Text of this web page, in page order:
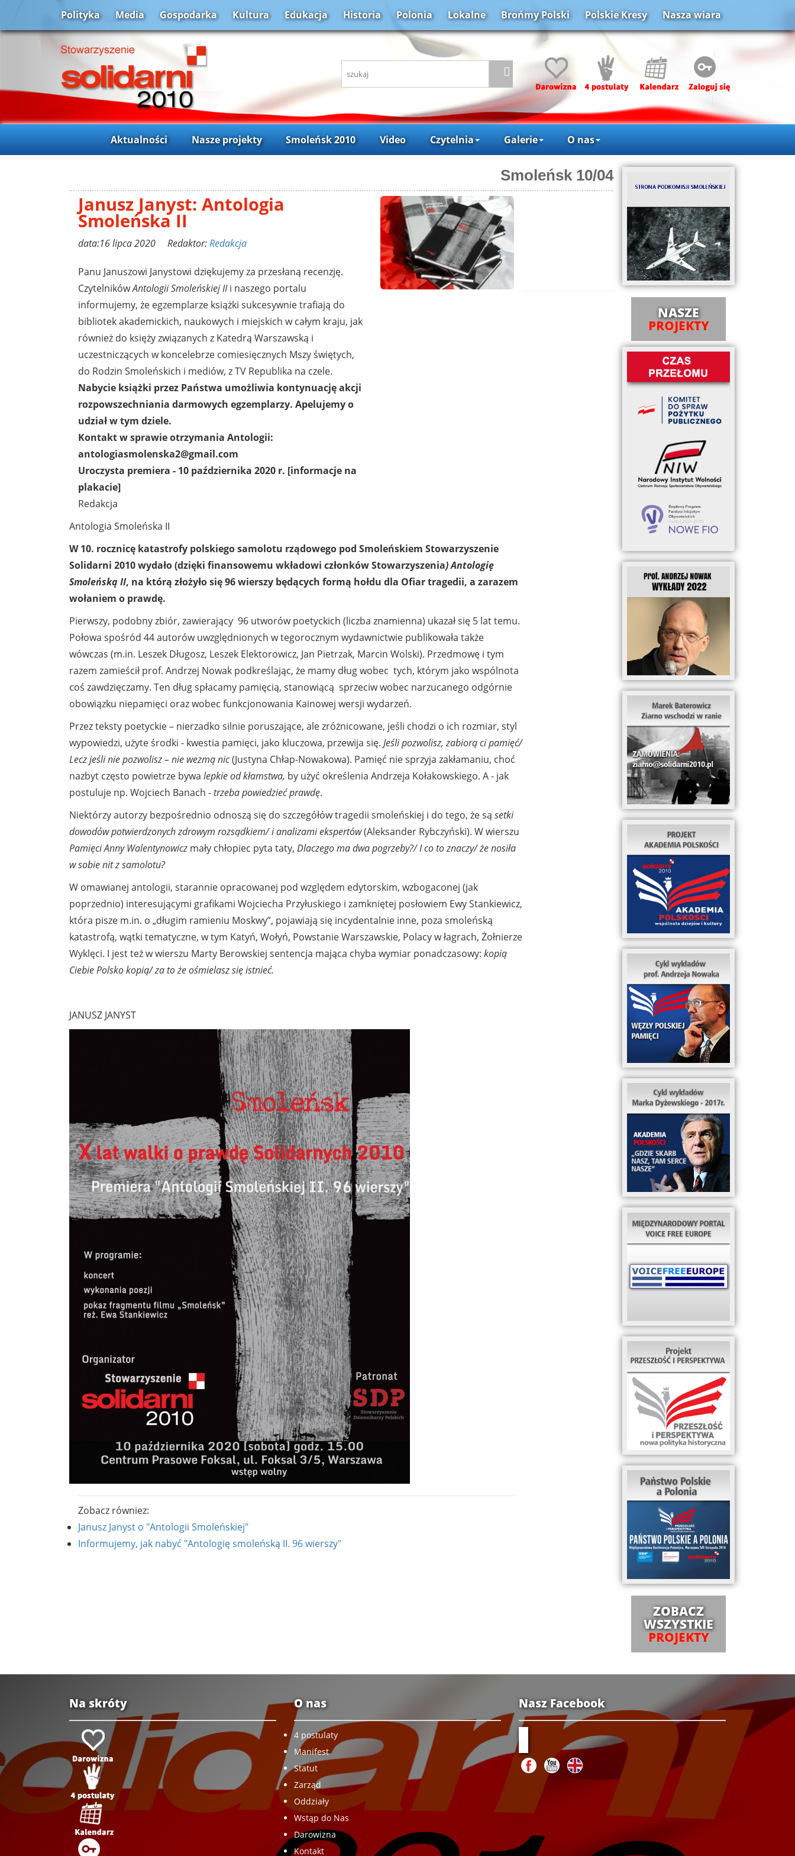
Polityka Media Gospodarka Kultura Edukacja Historia Polonia Lokalne Brońmy Polski Polskie Kresy Nasza wiara
Aktualności Nasze projekty Smoleńsk 2010 Video Czytelnia Galerie O nas
Smoleńsk 10/04
Janusz Janyst: Antologia
Smoleńska II
data:16 lipca 2020 Redaktor:Redakcja
Panu Januszowi Janystowi dziękujemy za przesłaną recenzję.
CzytelnikówAntologii Smoleńskiej IIi naszego portalu
informujemy, że egzemplarze książki sukcesywnie trafiają do
bibliotek akademickich, naukowych i miejskich w całym kraju, jak
również do księży związanych z Katedrą Warszawską i
uczestniczących w koncelebrze comiesięcznych Mszy świętych,
do Rodzin Smoleńskich i mediów, z TV Republika na czele.
Nabycie książki przez Państwa umożliwia kontynuację akcji
rozpowszechniania darmowych egzemplarzy. Apelujemy o
udział w tym dziele.
Kontakt w sprawie otrzymania Antologii:
antologiasmolenska2@gmail.com
Uroczysta premiera - 10 października 2020 r. [informacje na
plakacie]
Redakcja
Antologia Smoleńska II
W 10. rocznicę katastrofy polskiego samolotu rządowego pod Smoleńskiem Stowarzyszenie
Solidarni 2010 wydało (dzięki finansowemu wkładowi członków Stowarzyszenia) Antologię
Smoleńską II, na którą złożyło się 96 wierszy będących formą hołdu dla Ofiar tragedii, a zarazem
wołaniem o prawdę.
Pierwszy, podobny zbiór, zawierający 96 utworów poetyckich (liczba znamienna) ukazał się 5 lat temu.
Połowa spośród 44 autorów uwzględnionych w tegorocznym wydawnictwie publikowała także
wówczas (m.in. Leszek Długosz, Leszek Elektorowicz, Jan Pietrzak, Marcin Wolski). Przedmowę i tym
razem zamieścił prof. Andrzej Nowak podkreślając, że mamy dług wobec tych, którym jako wspólnota
coś zawdzięczamy. Ten dług spłacamy pamięcią, stanowiącą sprzeciw wobec narzucanego odgórnie
obowiązku niepamięci oraz wobec funkcjonowania Kainowej wersji wydarzeń.
Przez teksty poetyckie – nierzadko silnie poruszające, ale zróżnicowane, jeśli chodzi o ich rozmiar, styl
wypowiedzi, użyte środki - kwestia pamięci, jako kluczowa, przewija się. Jeśli pozwolisz, zabiorą ci pamięć/
Lecz jeśli nie pozwolisz – nie wezmą nic(Justyna Chłap-Nowakowa). Pamięć nie sprzyja zakłamaniu, choć
nazbyt często powietrze bywa lepkie od kłamstwa, by użyć określenia Andrzeja Kołakowskiego. A - jak
postuluje np. Wojciech Banach -trzeba powiedzieć prawdę.
Niektórzy autorzy bezpośrednio odnoszą się do szczegółów tragedii smoleńskiej i do tego, że są setki
dowodów potwierdzonych zdrowym rozsądkiem/ i analizami ekspertów(Aleksander Rybczyński). W wierszu
Pamięci Anny Walentynowicz mały chłopiec pyta taty, Dlaczego ma dwa pogrzeby?/ I co to znaczy/ że nosiła
w sobie nit z samolotu?
W omawianej antologii, starannie opracowanej pod względem edytorskim, wzbogaconej (jak
poprzednio) interesującymi grafikami Wojciecha Przyłuskiego i zamkniętej posłowiem Ewy Stankiewicz,
która pisze m.in. o „długim ramieniu Moskwy”, pojawiają się incydentalnie inne, poza smoleńską
katastrofą, wątki tematyczne, w tym Katyń, Wołyń, Powstanie Warszawskie, Polacy w łagrach, Żołnierze
Wyklęci. I jest też w wierszu Marty Berowskiej sentencja mająca chyba wymiar ponadczasowy: kopią
Ciebie Polsko kopią/ za to że ośmielasz się istnieć.
JANUSZ JANYST
Zobacz równiez:
Janusz Janyst o "Antologii Smoleńskiej"
Informujemy, jak nabyć "Antologię smoleńską II. 96 wierszy"
NASZE
PROJEKTY
ZOBACZ
WSZYSTKIE
PROJEKTY
Na skróty O nas
4 postulaty
Manifest
Statut
Zarząd
Oddziały
Wstąp do Nas
Darowizna
Kontakt
Nasz Facebook